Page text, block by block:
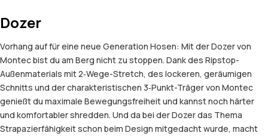
Dozer
Vorhang auf für eine neue Generation Hosen: Mit der Dozer von
Montec bist du am Berg nicht zu stoppen. Dank des Ripstop-
Außenmaterials mit 2‑Wege-Stretch, des lockeren, geräumigen
Schnitts und der charakteristischen 3‑Punkt-Träger von Montec
genießt du maximale Bewegungsfreiheit und kannst noch härter
und komfortabler shredden. Und da bei der Dozer das Thema
Strapazierfähigkeit schon beim Design mitgedacht wurde, macht